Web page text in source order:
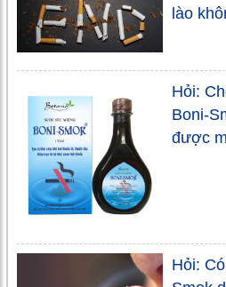
lào
Hỏi:
Boni-
được
Hỏi: